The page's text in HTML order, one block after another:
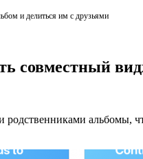
и делиться им с друзьями
совместный
альбомы,